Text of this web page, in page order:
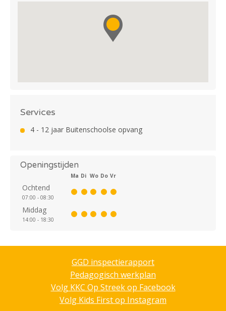
Services
4 - 12 jaar Buitenschoolse opvang
Openingstijden
Ma Di Wo Do Vr
Ochtend
07:00 - 08:30
Middag
14:00 - 18:30
GGD inspectierapport
Pedagogisch werkplan
Volg KKC Op Streek op Facebook
Volg Kids First op Instagram